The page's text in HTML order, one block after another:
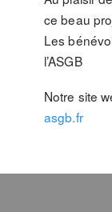
ce beau
Les
l’ASGB
Notre site
asgb.fr